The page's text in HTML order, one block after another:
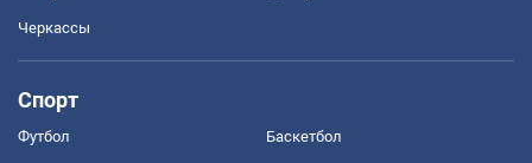
Черкассы
Спорт
Футбол Баскетбол